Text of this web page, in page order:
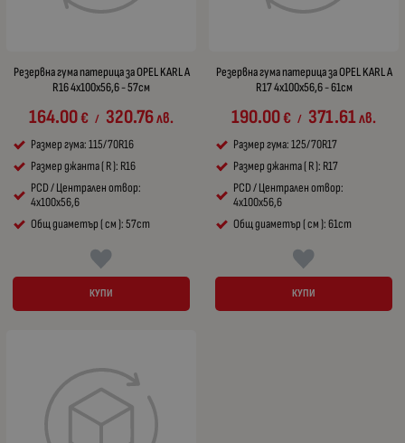
Резервна гума патерица за OPEL KARL A
R16 4x100x56,6 - 57см
164.00€ / 320.76лв.
Размер гума: 115/70R16
Размер джанта ( R ): R16
PCD / Централен отвор:
4x100x56,6
Общ диаметър ( см ): 57cm
КУПИ
Резервна гума патерица за OPEL KARL A
R17 4x100x56,6 - 61см
190.00€ / 371.61лв.
Размер гума: 125/70R17
Размер джанта ( R ): R17
PCD / Централен отвор:
4x100x56,6
Общ диаметър ( см ): 61cm
КУПИ